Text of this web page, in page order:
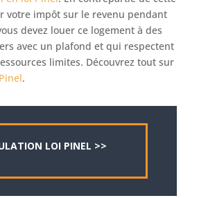
votre impôt sur le revenu pendant
devez louer ce logement à des
avec un plafond et qui respectent
limites. Découvrez tout sur
.
LOI PINEL >>